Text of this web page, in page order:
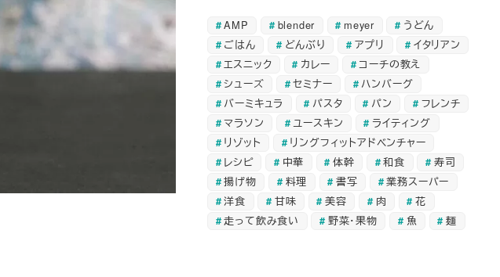
AMP blender meyer
うどん
ごはん
どんぶり アプリ
イタリアン
エスニック
カレー
コーチの教え
シューズ
セミナー
ハンバーグ
バーミキュラ
パスタ パン
フレンチ
マラソン
ユースキン
ライティング
リゾット
リングフィットアドベンチャー
レシピ
中華 体幹 和食
寿司
揚げ物
料理 書写
業務スーパー
洋食
甘味 美容 肉
花
走って飲み食い
野菜・果物 魚 麺